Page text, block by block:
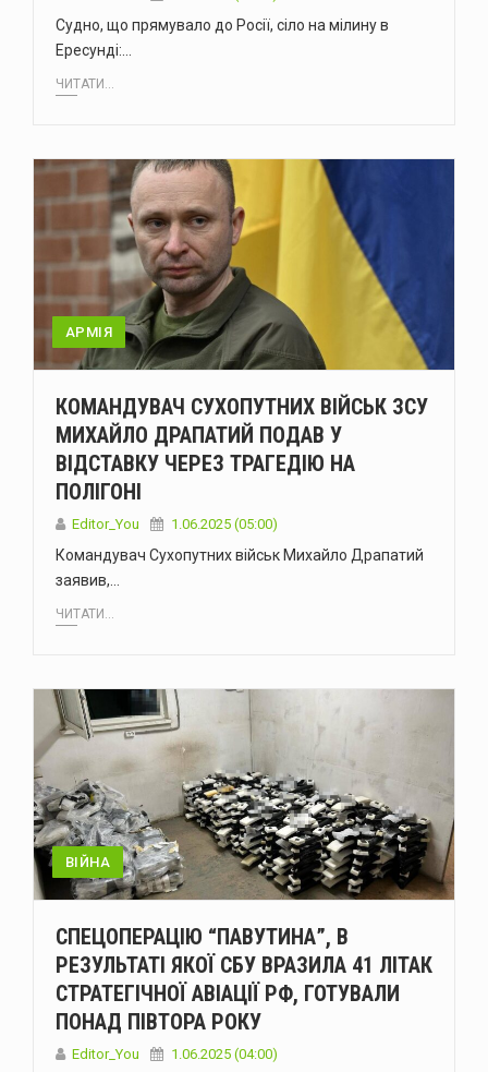
Судно, що прямувало до Росії, сіло на мілину в
Ересунді:…
ЧИТАТИ...
АРМІЯ
КОМАНДУВАЧ СУХОПУТНИХ ВІЙСЬК ЗСУ
МИХАЙЛО ДРАПАТИЙ ПОДАВ У
ВІДСТАВКУ ЧЕРЕЗ ТРАГЕДІЮ НА
ПОЛІГОНІ
Editor_You 1.06.2025 (05:00)
Командувач Сухопутних військ Михайло Драпатий
заявив,…
ЧИТАТИ...
ВІЙНА
СПЕЦОПЕРАЦІЮ “ПАВУТИНА”, В
РЕЗУЛЬТАТІ ЯКОЇ СБУ ВРАЗИЛА 41 ЛІТАК
СТРАТЕГІЧНОЇ АВІАЦІЇ РФ, ГОТУВАЛИ
ПОНАД ПІВТОРА РОКУ
Editor_You 1.06.2025 (04:00)